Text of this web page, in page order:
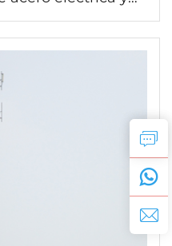
de rayos de